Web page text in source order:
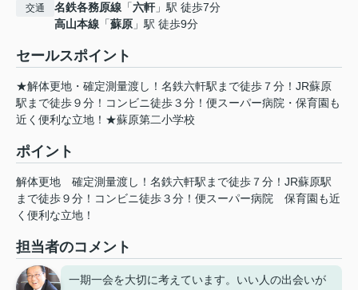
交通 名鉄各務原線 「六軒」駅 徒歩7分
高山本線 「蘇原 」駅 徒歩9分
セールスポイント
★解体更地・確定測量渡し！名鉄六軒駅まで徒歩７分！JR蘇原
駅まで徒歩９分！コンビニ徒歩３分！便スーパー病院・保育園も
近く便利な立地！★蘇原第二小学校
ポイント
解体更地
確定測量渡し！名鉄六軒駅まで徒歩７分！JR蘇原駅
まで徒歩９分！コンビニ徒歩３分！便スーパー病院
保育園も近
く便利な立地！
担当者のコメント
一期一会を大切に考えています。いい人の出会いが